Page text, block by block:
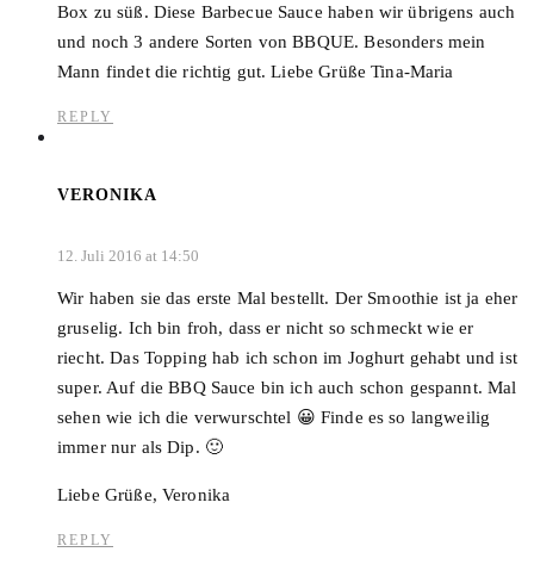
Box zu süß. Diese Barbecue Sauce haben wir übrigens auch
und noch 3 andere Sorten von BBQUE. Besonders mein
Mann findet die richtig gut. Liebe Grüße Tina-Maria
REPLY
VERONIKA
12. Juli 2016 at 14:50
Wir haben sie das erste Mal bestellt. Der Smoothie ist ja eher
gruselig. Ich bin froh, dass er nicht so schmeckt wie er
riecht. Das Topping hab ich schon im Joghurt gehabt und ist
super. Auf die BBQ Sauce bin ich auch schon gespannt. Mal
sehen wie ich die verwurschtel 😀 Finde es so langweilig
immer nur als Dip. 🙂
Liebe Grüße, Veronika
REPLY